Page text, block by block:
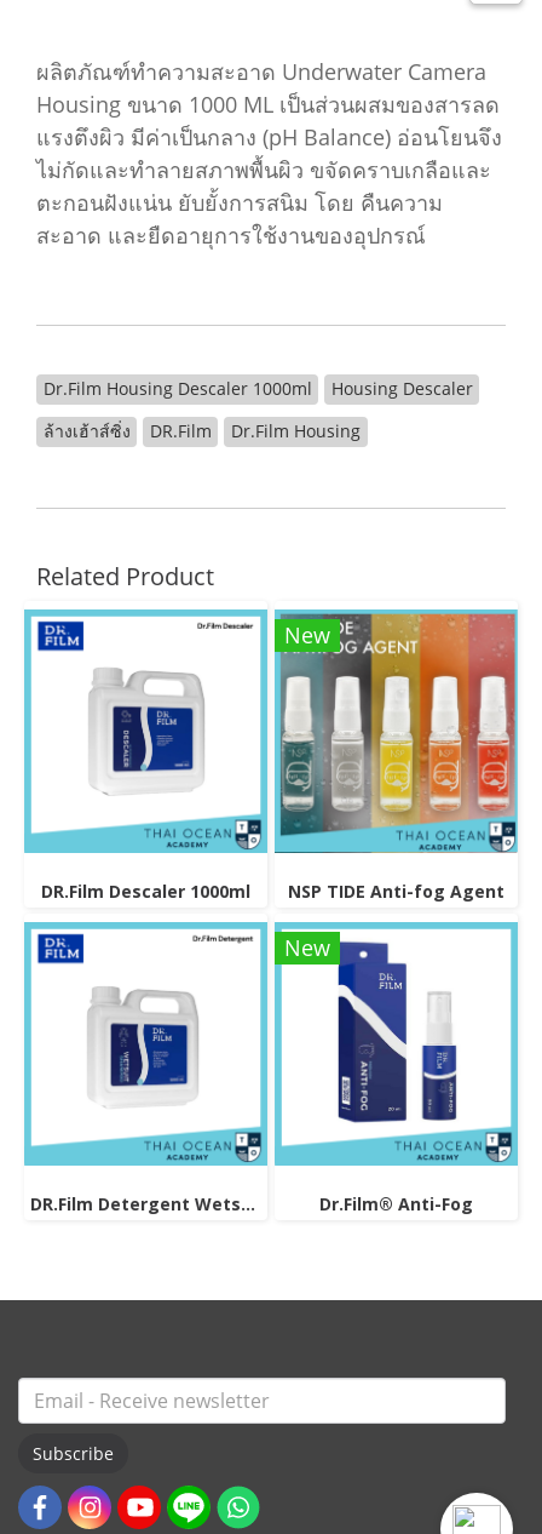
ผลิตภัณฑ์ทำความสะอาด Underwater Camera
Housing ขนาด 1000 ML เป็นส่วนผสมของสารลด
แรงตึงผิว มีค่าเป็นกลาง (pH Balance) อ่อนโยนจึง
ไม่กัดและทำลายสภาพพื้นผิว ขจัดคราบเกลือและ
ตะกอนฝังแน่น ยับยั้งการสนิม โดย คืนความ
สะอาด และยืดอายุการใช้งานของอุปกรณ์
Dr.Film Housing Descaler 1000ml
Housing Descaler
ล้างเฮ้าส์ซิ่ง
DR.Film Dr.Film Housing
Related Product
DR.Film Descaler 1000ml
New
NSP TIDE Anti-fog Agent
DR.Film Detergent Wetsuit Shampoo1000ml
New
Dr.Film® Anti-Fog
Subscribe